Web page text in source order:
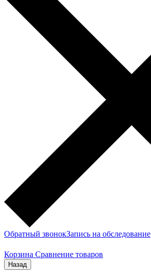
Обратный звонокЗапись на обследование
Корзина Сравнение товаров
Назад